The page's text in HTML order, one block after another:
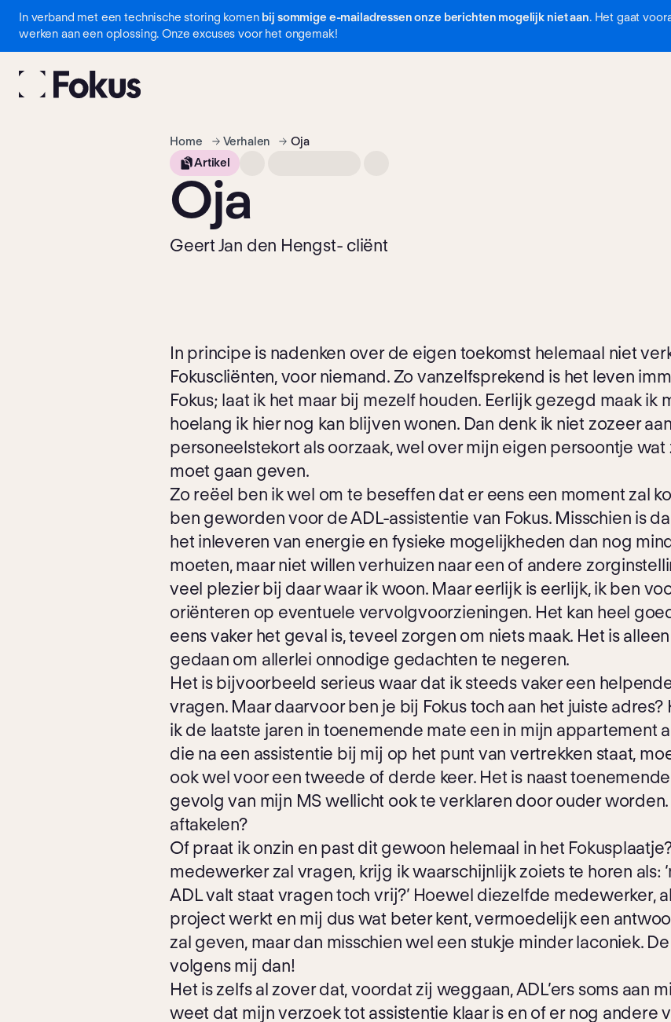
Navigatie
In verband met een technische storing komen bij sommige e-mailadressen onze berichten mogelijk niet aan. Het gaat
werken aan een oplossing. Onze excuses voor het ongemak!
Home Verhalen
Oja
Artikel
Oja
Geert Jan den Hengst- cliënt
In principe is nadenken over de eigen toekomst helemaal niet
Fokuscliënten, voor niemand. Zo vanzelfsprekend is het leven
Fokus; laat ik het maar bij mezelf houden. Eerlijk gezegd maak
hoelang ik hier nog kan blijven wonen. Dan denk ik niet zozeer
personeelstekort als oorzaak, wel over mijn eigen persoontje
moet gaan geven.
Zo reëel ben ik wel om te beseffen dat er eens een moment zal
ben geworden voor de ADL-assistentie van Fokus. Misschien is
het inleveren van energie en fysieke mogelijkheden dan nog
moeten, maar niet willen verhuizen naar een of andere
veel plezier bij daar waar ik woon. Maar eerlijk is eerlijk, ik ben
oriënteren op eventuele vervolgvoorzieningen. Het kan heel
eens vaker het geval is, teveel zorgen om niets maak. Het is
gedaan om allerlei onnodige gedachten te negeren.
Het is bijvoorbeeld serieus waar dat ik steeds vaker een
vragen. Maar daarvoor ben je bij Fokus toch aan het juiste
ik de laatste jaren in toenemende mate een in mijn appartement
die na een assistentie bij mij op het punt van vertrekken staat,
ook wel voor een tweede of derde keer. Het is naast
gevolg van mijn MS wellicht ook te verklaren door ouder worden.
aftakelen?
Of praat ik onzin en past dit gewoon helemaal in het
medewerker zal vragen, krijg ik waarschijnlijk zoiets te horen als:
ADL valt staat vragen toch vrij?’ Hoewel diezelfde medewerker,
project werkt en mij dus wat beter kent, vermoedelijk een
zal geven, maar dan misschien wel een stukje minder laconiek.
volgens mij dan!
Het is zelfs al zover dat, voordat zij weggaan, ADL’ers soms aan
weet dat mijn verzoek tot assistentie klaar is en of er nog andere